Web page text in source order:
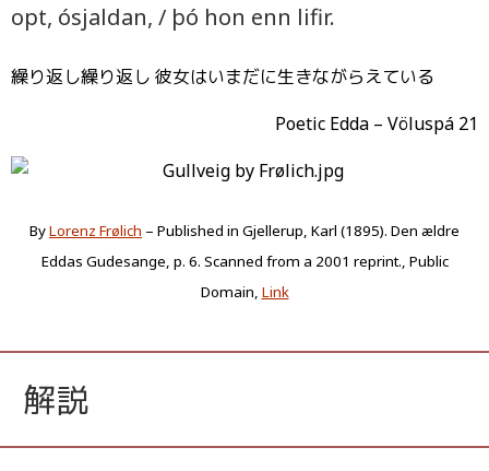
opt, ósjaldan, / þó hon enn lifir.
繰り返し繰り返し 彼女はいまだに生きながらえている
Poetic Edda – Völuspá 21
ByLorenz Frølich – Published in Gjellerup, Karl (1895). Den ældre
Eddas Gudesange, p. 6. Scanned from a 2001 reprint., Public
Domain, Link
解説